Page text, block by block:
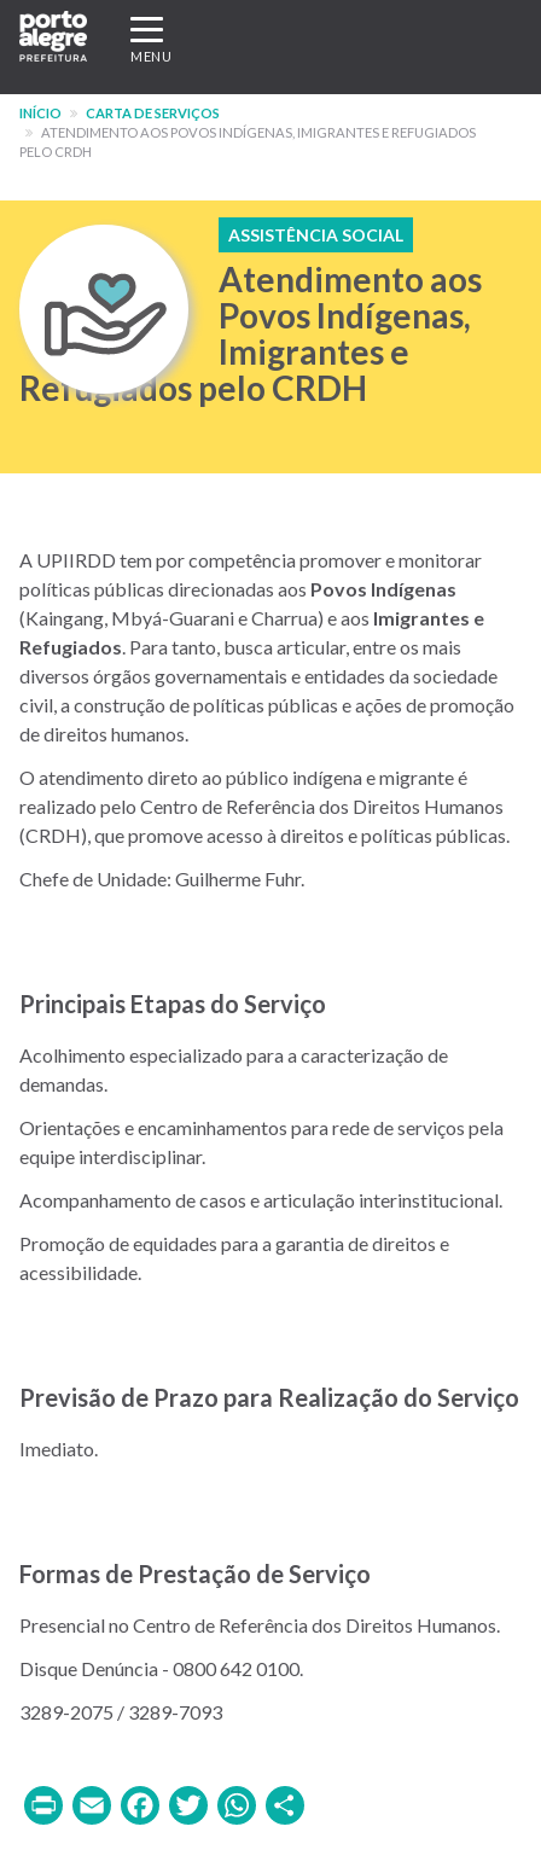
Pular
para
conteúdo
principal
Expandir/recolher
navegação
MENU
INÍCIO
CARTA DE SERVIÇOS
ATENDIMENTO AOS POVOS INDÍGENAS, IMIGRANTES E REFUGIADOS
PELO CRDH
ASSISTÊNCIA SOCIAL
Atendimento aos
Povos Indígenas,
Imigrantes e
Refugiados pelo CRDH
A UPIIRDD tem por competência promover e monitorar
políticas públicas direcionadas aos Povos Indígenas
(Kaingang, Mbyá-Guarani e Charrua) e aos Imigrantes e
Refugiados. Para tanto, busca articular, entre os mais
diversos órgãos governamentais e entidades da sociedade
civil, a construção de políticas públicas e ações de promoção
de direitos humanos.
O atendimento direto ao público indígena e migrante é
realizado pelo Centro de Referência dos Direitos Humanos
(CRDH), que promove acesso à direitos e políticas públicas.
Chefe de Unidade: Guilherme Fuhr.
Principais Etapas do Serviço
Acolhimento especializado para a caracterização de
demandas.
Orientações e encaminhamentos para rede de serviços pela
equipe interdisciplinar.
Acompanhamento de casos e articulação interinstitucional.
Promoção de equidades para a garantia de direitos e
acessibilidade.
Previsão de Prazo para Realização do Serviço
Imediato.
Formas de Prestação de Serviço
Presencial no Centro de Referência dos Direitos Humanos.
Disque Denúncia - 0800 642 0100.
3289-2075 / 3289-7093
PrintEmailFacebook
TwitterWhatsApp